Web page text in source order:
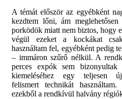
A témát először az egyébként
kezdtem lőni, ám
porködök miatt nem biztos, hogy
végül ezeket a kockákat
használtam fel, egyébként pedig
– immáron szűrő nélkül. A
perces expók sem
kiemeléséhez egy teljesen
felismert technikát
ezekből a rendkívül halvány